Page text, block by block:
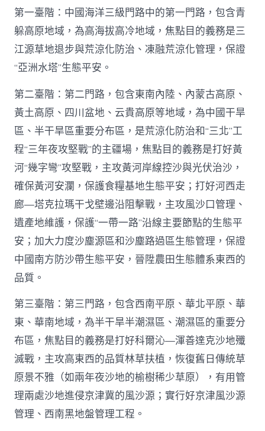
第一臺階：中國海洋三級門路中的第一門路，包含青
躲高原地域，為高海拔高冷地域，焦點目的義務是三
江源草地退步與荒涼化防治、凍融荒涼化管理，保證
“亞洲水塔”生態平安。
第二臺階：第二門路，包含東南內陸、內蒙古高原、
黃土高原、四川盆地、云貴高原等地域，為中國干旱
區、半干旱區重要分布區，是荒涼化防治和“三北”工
程“三年夜攻堅戰”的主疆場，焦點目的義務是打好黃
河“幾字彎”攻堅戰，主攻黃河岸線控沙與光伏治沙，
確保黃河安瀾，保護食糧基地生態平安；打好河西走
廊—塔克拉瑪干戈壁邊沿阻擊戰，主攻風沙口管理、
遺產地維護，保護“一帶一路”沿線主要節點的生態平
安；加大力度沙塵源區和沙塵路過區生態管理，保證
中國南方防沙帶生態平安，晉陞農田生態體系東西的
品質。
第三臺階：第三門路，包含西南平原、華北平原、華
東、華南地域，為半干旱半潮濕區、潮濕區的重要分
布區，焦點目的義務是打好科爾沁—渾善達克沙地殲
滅戰，主攻高東西的品質林草扶植，恢復舊日傳統草
原景不雅（如兩年夜沙地的榆樹稀少草原），有用管
理兩處沙地進侵京津冀的風沙源；實行好京津風沙源
管理、西南黑地盤管理工程。